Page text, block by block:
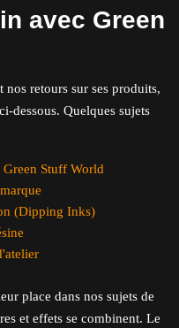
avec Green
retours sur ses produits,
dessous. Quelques sujets
Stuff World
(Dipping Inks)
place dans nos sujets de
et effets se combinent. Le